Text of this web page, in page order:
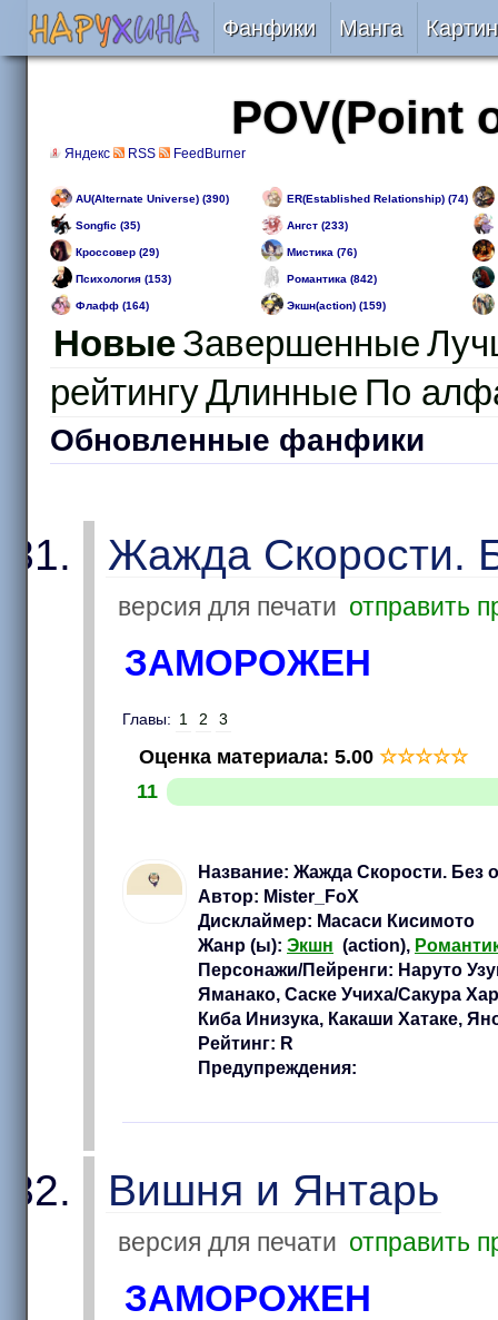
Фанфики
Сборники
Подобрать
Рецензии
На проверке
Отправить
Манга
POV(Point
Яндекс RSS FeedBurner
AU(Alternate Universe) (390) ER(Established Relationship) (74)
Songfic (35) Ангст (233)
Кроссовер (29) Мистика (76)
Психология (153) Романтика (842)
Флафф (164) Экшн(action) (159)
НовыеЗавершенные
рейтингуДлинные По
Обновленные фанфики
Жажда Скорости.
версия для печати отправить
ЗАМОРОЖЕН
Главы: 1 2 3
Оценка материала: 5.00 ☆☆☆☆☆
11
Название: Жажда Скорости. Без
Автор: Mister_FoX
Дисклаймер: Масаси Кисимото
Жанр (ы): Экшн (action),
Персонажи/Пейренги: Наруто
Яманако, Саске Учиха/Сакура
Киба Инизука, Какаши Хатаке,
Рейтинг: R
Предупреждения:
Вишня и Янтарь
версия для печати отправить
ЗАМОРОЖЕН